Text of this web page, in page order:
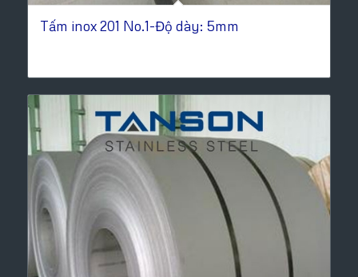
Tấm inox 201 No.1-Độ dày: 5mm